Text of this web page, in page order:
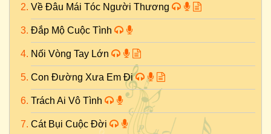
Về Đâu Mái Tóc Người Thương
Đắp Mộ Cuộc Tình
Nối Vòng Tay Lớn
Con Đường Xưa Em Đi
Trách Ai Vô Tình
Cát Bụi Cuộc Đời